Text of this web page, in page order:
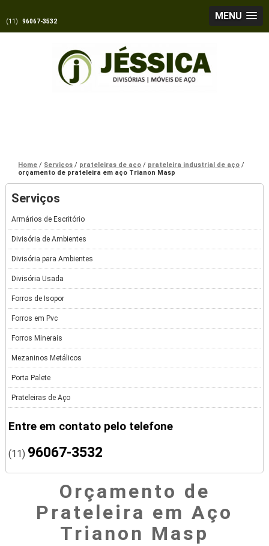
MENU
(11) 96067-3532
Home Serviços prateleiras de aço
prateleira industrial de aço
orçamento de prateleira em aço Trianon Masp
Serviços
Armários de Escritório
Divisória de Ambientes
Divisória para Ambientes
Divisória Usada
Forros de Isopor
Forros em Pvc
Forros Minerais
Mezaninos Metálicos
Porta Palete
Prateleiras de Aço
Entre em contato pelo telefone
(11) 96067-3532
Orçamento de
Prateleira em Aço
Trianon Masp